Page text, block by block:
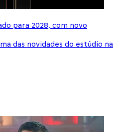
para 2028, com novo
das novidades do estúdio na